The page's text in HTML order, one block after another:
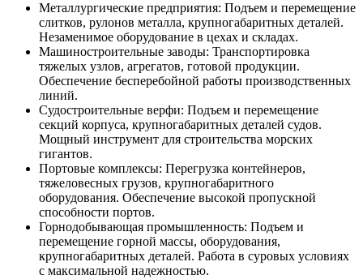
Металлургические предприятия: Подъем и перемещение
слитков, рулонов металла, крупногабаритных деталей.
Незаменимое оборудование в цехах и складах.
Машиностроительные заводы: Транспортировка
тяжелых узлов, агрегатов, готовой продукции.
Обеспечение бесперебойной работы производственных
линий.
Судостроительные верфи: Подъем и перемещение
секций корпуса, крупногабаритных деталей судов.
Мощный инструмент для строительства морских
гигантов.
Портовые комплексы: Перегрузка контейнеров,
тяжеловесных грузов, крупногабаритного
оборудования. Обеспечение высокой пропускной
способности портов.
Горнодобывающая промышленность: Подъем и
перемещение горной массы, оборудования,
крупногабаритных деталей. Работа в суровых условиях
с максимальной надежностью.